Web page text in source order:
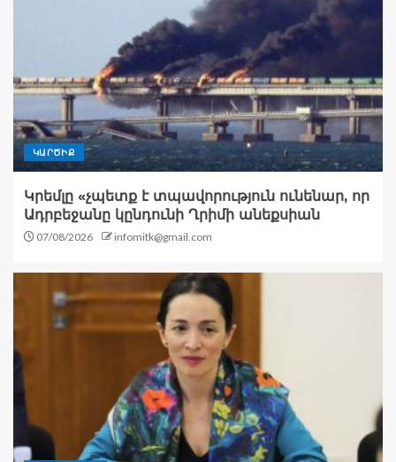
ԿԱՐԾԻՔ
Կրեմլը «չպետք է տպավորություն ունենար, որ
Ադրբեջանը կընդունի Ղրիմի անեքսիան
07/08/2026 infomitk@gmail.com